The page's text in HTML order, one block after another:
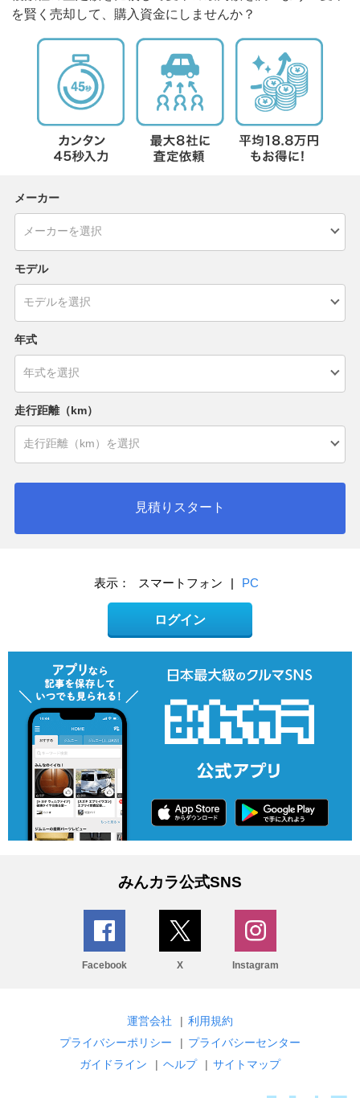
を賢く売却して、購入資金にしませんか？
メーカー
モデル
年式
走行距離（km）
見積りスタート
表示： スマートフォン | PC
ログイン
みんカラ公式SNS
Facebook X Instagram
運営会社 | 利用規約
プライバシーポリシー
| プライバシーセンター
ガイドライン
| ヘルプ | サイトマップ